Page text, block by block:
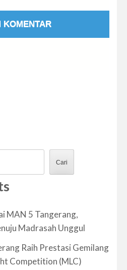
Cari
MAN 5 Tangerang,
Madrasah Unggul
Raih Prestasi Gemilang
Competition (MLC)